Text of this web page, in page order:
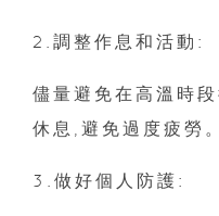
2.調整作息和活動:
儘量避免在高溫時
休息,避免過度疲勞。
3.做好個人防護: